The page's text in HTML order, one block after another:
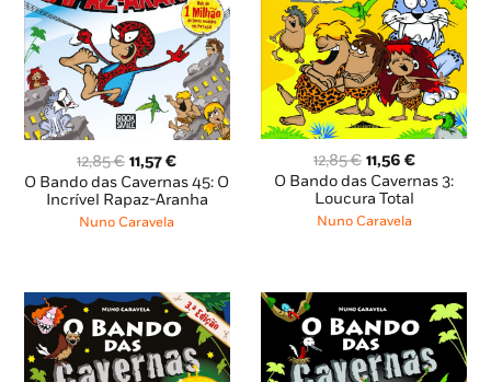
12,85€ O
preço
original
era:
11,57€O
preço
atual
O Bando das Cavernas 45: O
Incrível Rapaz-Aranha
Nuno Caravela
12,85€ O
preço
original
era:
11,56 €O
preço
O Bando das Cavernas 3:
Loucura Total
Nuno Caravela